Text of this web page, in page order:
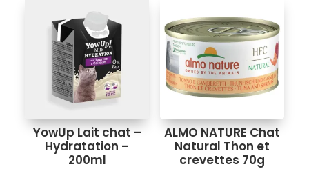
YowUp Lait chat –
Hydratation –
200ml
ALMO NATURE Chat
Natural Thon et
crevettes 70g